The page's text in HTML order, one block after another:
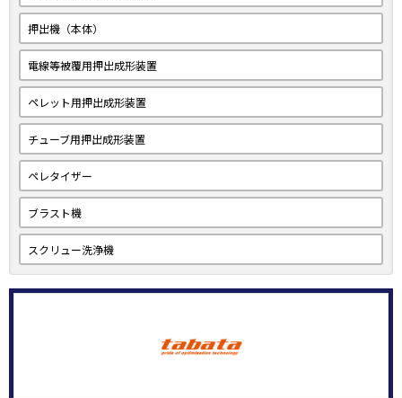
押出機（本体）
電線等被覆用押出成形装置
ペレット用押出成形装置
チューブ用押出成形装置
ペレタイザー
ブラスト機
スクリュー洗浄機